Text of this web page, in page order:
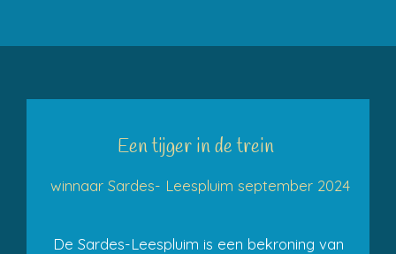
Een tijger in de trein
winnaar Sardes- Leespluim september 2024
De Sardes-Leespluim is een bekroning van